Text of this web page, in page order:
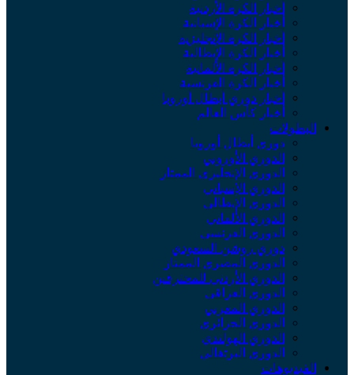
أخبار الكرة الأردنية
أخبار الكرة الإسبانية
أخبار الكرة الإنجليزية
أخبار الكرة الإيطالية
أخبار الكرة الألمانية
أخبار الكرة الفرنسية
أخبار دوري أبطال أوروبا
أخبار كأس العالم
البطولات
دوري أبطال أوروبا
الدوري الأوروبي
الدوري الإنجليزي الممتاز
الدوري الإسباني
الدوري الإيطالي
الدوري الألماني
الدوري الفرنسي
دوري روشن السعودي
الدوري المصري الممتاز
الدوري الأردني للمحترفين
الدوري العراقي
الدوري المغربي
الدوري الجزائري
الدوري الهولندي
الدوري البرتغالي
الفيديوهات